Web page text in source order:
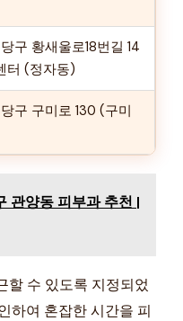
구 황새울로18번길 14
터 (정자동)
구 구미로 130 (구미
관양동 피부과 추천 |
할 수 있도록 지정되었
하여 혼잡한 시간을 피